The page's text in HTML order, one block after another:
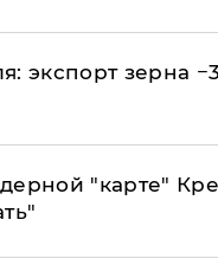
экспорт зерна
"карте"